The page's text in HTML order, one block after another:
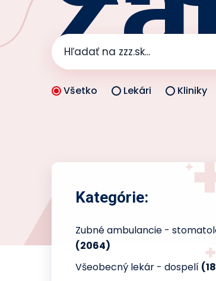
Všetko Lekári Kliniky
Kategórie:
Zubné ambulancie -
(2064)
Všeobecný lekár - dospelí